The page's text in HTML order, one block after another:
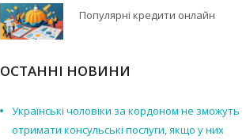
Популярні кредити онлайн
ОСТАННІ НОВИНИ
Українські чоловіки за кордоном не зможуть
отримати консульські послуги, якщо у них